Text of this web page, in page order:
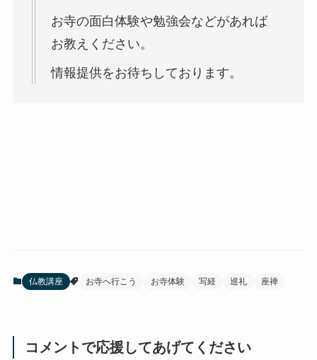
お寺の面白体験や勉強会などがあれば
お教えください。
情報提供をお待ちしております。
仏教講座 お寺へ行こう お寺体験 写経 巡礼 座禅
コメントで応援してあげてください